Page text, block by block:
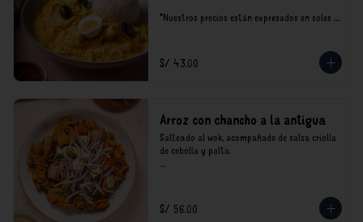
*Nuestros precios están expresados en soles e
S/ 43.00
Arroz con chancho a la antigua
Salteado al wok, acompañado de salsa criolla
de cebolla y palta.
consumo.
S/ 56.00